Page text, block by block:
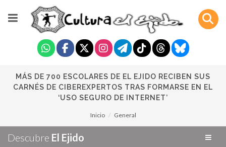
MÁS DE 700 ESCOLARES DE EL EJIDO RECIBEN SUS
CARNÉS DE CIBEREXPERTOS TRAS FORMARSE EN EL
‘USO SEGURO DE INTERNET’
Inicio General
Descubre El Ejido